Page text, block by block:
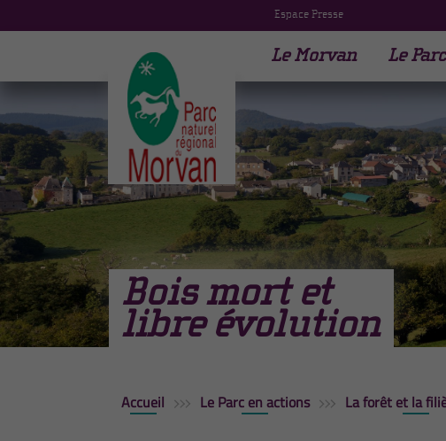
Espace Presse
Le Morvan Le Parc
Bois mort et
libre évolution
Accueil Le Parc en actions La forêt et la